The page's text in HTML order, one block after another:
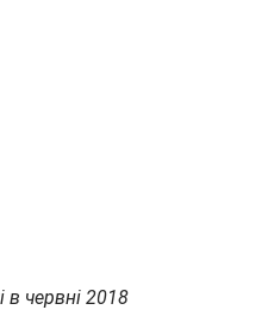
в червні 2018